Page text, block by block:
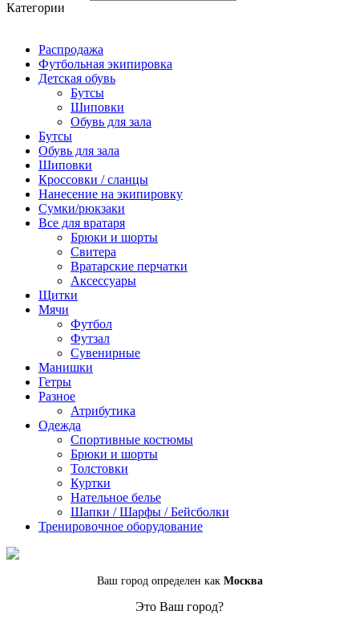
Категории
Распродажа
Футбольная экипировка
Детская обувь
Бутсы
Шиповки
Обувь для зала
Бутсы
Обувь для зала
Шиповки
Кроссовки / сланцы
Нанесение на экипировку
Сумки/рюкзаки
Все для вратаря
Брюки и шорты
Cвитера
Вратарские перчатки
Аксессуары
Щитки
Мячи
Футбол
Футзал
Сувенирные
Манишки
Гетры
Разное
Атрибутика
Одежда
Спортивные костюмы
Брюки и шорты
Толстовки
Куртки
Нательное белье
Шапки / Шарфы / Бейсболки
Тренировочное оборудование
Ваш город определен как Москва
Это Ваш город?